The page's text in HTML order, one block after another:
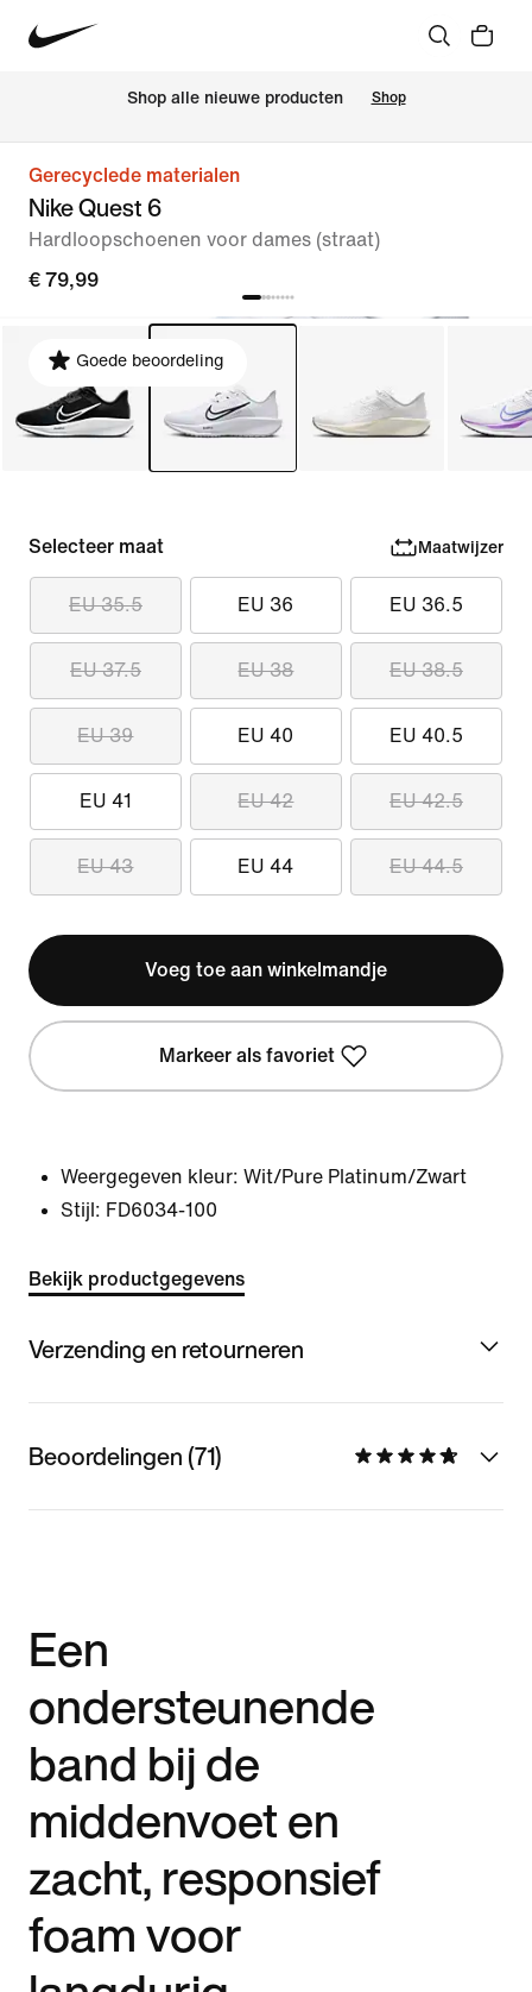
Shop alle nieuwe producten Shop
Gerecyclede materialen
Nike Quest 6
Hardloopschoenen voor dames (straat)
€ 79,99
Goede beoordeling
Selecteer maat Maatwijzer
EU 35.5 EU 36 EU 36.5
EU 37.5 EU 38 EU 38.5
EU 39 EU 40 EU 40.5
EU 41 EU 42 EU 42.5
EU 43 EU 44 EU 44.5
Voeg toe aan winkelmandje
Markeer als favoriet
Weergegeven kleur: Wit/Pure Platinum/Zwart
Stijl: FD6034-100
Bekijk productgegevens
Verzending en retourneren
Beoordelingen (71)
Een
ondersteunende
band bij de
middenvoet en
zacht, responsief
foam voor